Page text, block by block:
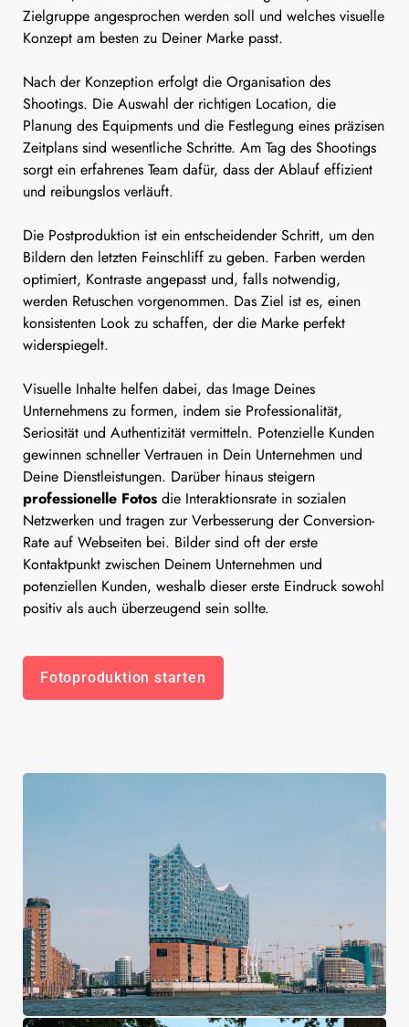
Zielgruppe angesprochen werden soll und welches visuelle
Konzept am besten zu Deiner Marke passt.
Nach der Konzeption erfolgt die Organisation des
Shootings. Die Auswahl der richtigen Location, die
Planung des Equipments und die Festlegung eines präzisen
Zeitplans sind wesentliche Schritte. Am Tag des Shootings
sorgt ein erfahrenes Team dafür, dass der Ablauf effizient
und reibungslos verläuft.
Die Postproduktion ist ein entscheidender Schritt, um den
Bildern den letzten Feinschliff zu geben. Farben werden
optimiert, Kontraste angepasst und, falls notwendig,
werden Retuschen vorgenommen. Das Ziel ist es, einen
konsistenten Look zu schaffen, der die Marke perfekt
widerspiegelt.
Visuelle Inhalte helfen dabei, das Image Deines
Unternehmens zu formen, indem sie Professionalität,
Seriosität und Authentizität vermitteln. Potenzielle Kunden
gewinnen schneller Vertrauen in Dein Unternehmen und
Deine Dienstleistungen. Darüber hinaus steigern
professionelle Fotos die Interaktionsrate in sozialen
Netzwerken und tragen zur Verbesserung der Conversion-
Rate auf Webseiten bei. Bilder sind oft der erste
Kontaktpunkt zwischen Deinem Unternehmen und
potenziellen Kunden, weshalb dieser erste Eindruck sowohl
positiv als auch überzeugend sein sollte.
Fotoproduktion starten